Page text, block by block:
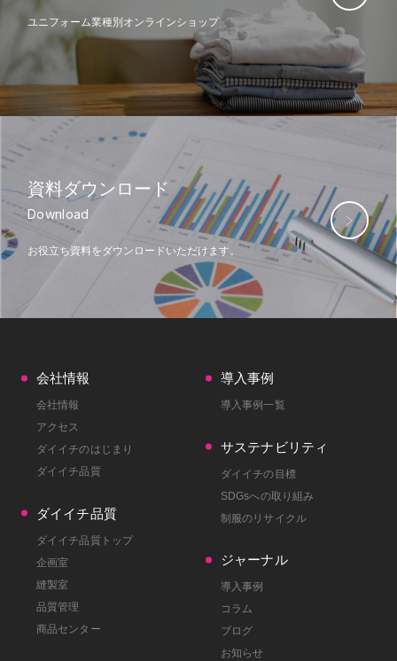
ユニフォーム業種別オンラインショップ
資料ダウンロード
Download
お役立ち資料をダウンロードいただけます。
会社情報
会社情報
アクセス
ダイイチのはじまり
ダイイチ品質
ダイイチ品質
ダイイチ品質トップ
企画室
縫製室
品質管理
商品センター
導入事例
導入事例一覧
サステナビリティ
ダイイチの目標
SDGsへの取り組み
制服のリサイクル
ジャーナル
導入事例
コラム
ブログ
お知らせ